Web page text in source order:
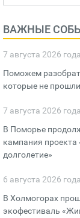
ВАЖНЫЕ
7 августа 2026 года
Поможем
которые не
7 августа 2026 года
В Поморье
кампания проекта
долголетие»
6 августа 2026 года
В Холмогорах
экофестиваль